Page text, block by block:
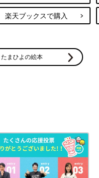
楽天ブックスで購入
たまひよの絵本